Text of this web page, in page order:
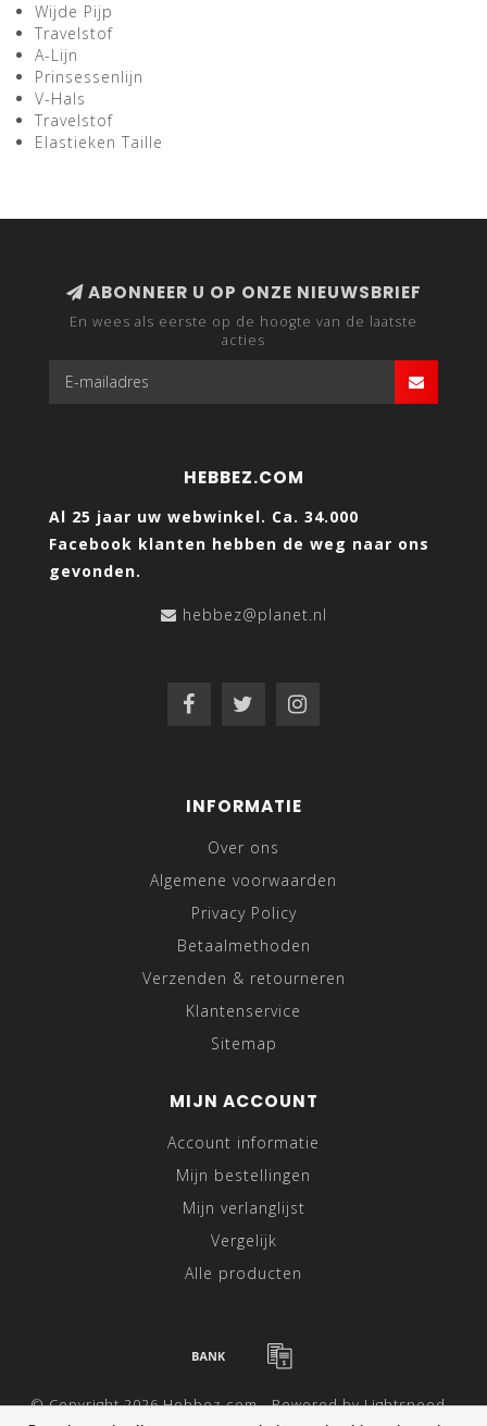
Wijde Pijp
Travelstof
A-Lijn
Prinsessenlijn
V-Hals
Travelstof
Elastieken Taille
ABONNEER U OP ONZE NIEUWSBRIEF
En wees als eerste op de hoogte van de laatste
acties
HEBBEZ.COM
Al 25 jaar uw webwinkel. Ca. 34.000
Facebook klanten hebben de weg naar ons
gevonden.
hebbez@planet.nl
INFORMATIE
Over ons
Algemene voorwaarden
Privacy Policy
Betaalmethoden
Verzenden & retourneren
Klantenservice
Sitemap
MIJN ACCOUNT
Account informatie
Mijn bestellingen
Mijn verlanglijst
Vergelijk
Alle producten
© Copyright 2026 Hebbez.com - Powered byLightspeed-